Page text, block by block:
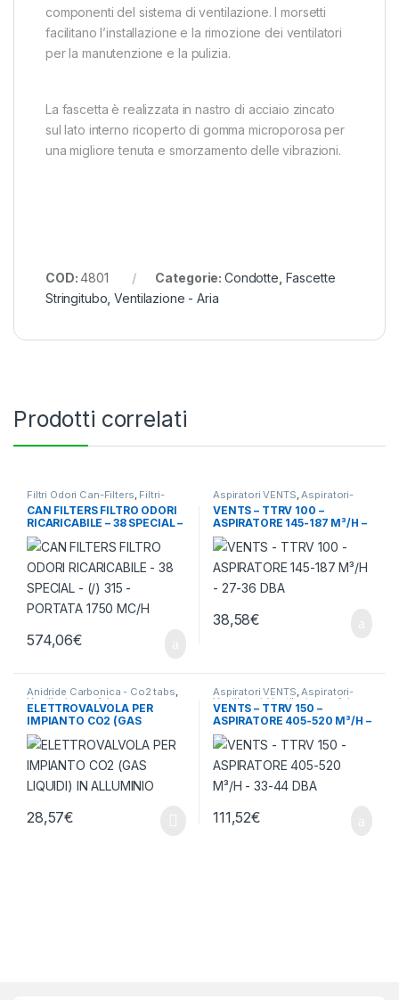
componenti del sistema di ventilazione. I morsetti
facilitano l’installazione e la rimozione dei ventilatori
per la manutenzione e la pulizia.
La fascetta è realizzata in nastro di acciaio zincato
sul lato interno ricoperto di gomma microporosa per
una migliore tenuta e smorzamento delle vibrazioni.
COD:4801 Categorie: Condotte Fascette
Stringitubo ,Ventilazione - Aria
Prodotti correlati
Filtri Odori Can-Filters Filtri-
Odore-Rumore,Ventilazione -
Aria
CAN FILTERS FILTRO ODORI
RICARICABILE – 38 SPECIAL –
(/) 315 – PORTATA 1750 MC/H
574,06€
Aspiratori VENTS Aspiratori-
Ventilatori ,Ventilazione - Aria
VENTS – TTRV 100 –
ASPIRATORE 145-187 M³/H –
27-36 DBA
38,58€
Anidride Carbonica - Co2 tabs,
Ventilazione - Aria
ELETTROVALVOLA PER
IMPIANTO CO2 (GAS
LIQUIDI) IN ALLUMINIO
28,57€
Aspiratori VENTS,Aspiratori-
Ventilatori,Ventilazione - Aria
VENTS – TTRV 150 –
ASPIRATORE 405-520 M³/H –
33-44 DBA
111,52€